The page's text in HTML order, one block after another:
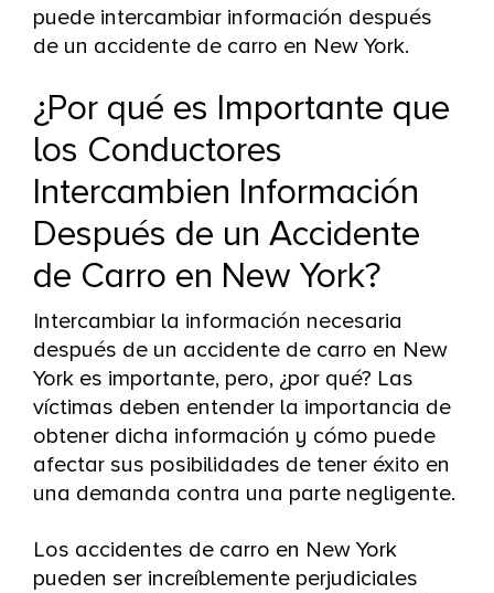
puede intercambiar información después
de un accidente de carro en New York.
¿Por qué es Importante que
los Conductores
Intercambien Información
Después de un Accidente
de Carro en New York?
Intercambiar la información necesaria
después de un accidente de carro en New
York es importante, pero, ¿por qué? Las
víctimas deben entender la importancia de
obtener dicha información y cómo puede
afectar sus posibilidades de tener éxito en
una demanda contra una parte negligente.
Los accidentes de carro en New York
pueden ser increíblemente perjudiciales